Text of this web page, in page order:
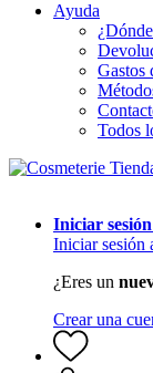
Ayuda
Gastos
Todos
Iniciar sesión
Iniciar sesión
¿Eres un
Crear una